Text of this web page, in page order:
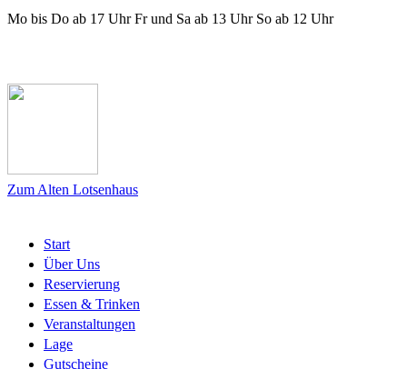
Mo bis Do ab 17 Uhr Fr und Sa ab 13 Uhr So ab 12 Uhr
Zum Alten Lotsenhaus
Start
Über Uns
Reservierung
Essen & Trinken
Veranstaltungen
Lage
Gutscheine